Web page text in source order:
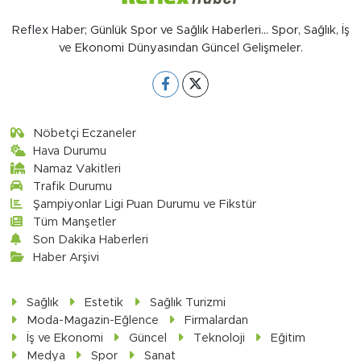
Reflex Haber; Günlük Spor ve Sağlık Haberleri... Spor, Sağlık, İş
ve Ekonomi Dünyasından Güncel Gelişmeler.
Nöbetçi Eczaneler
Hava Durumu
Namaz Vakitleri
Trafik Durumu
Şampiyonlar Ligi Puan Durumu ve Fikstür
Tüm Manşetler
Son Dakika Haberleri
Haber Arşivi
Sağlık Estetik
Sağlık Turizmi
Moda-Magazin-Eğlence
Firmalardan
İş ve Ekonomi
Güncel Teknoloji
Eğitim
Medya
Spor Sanat